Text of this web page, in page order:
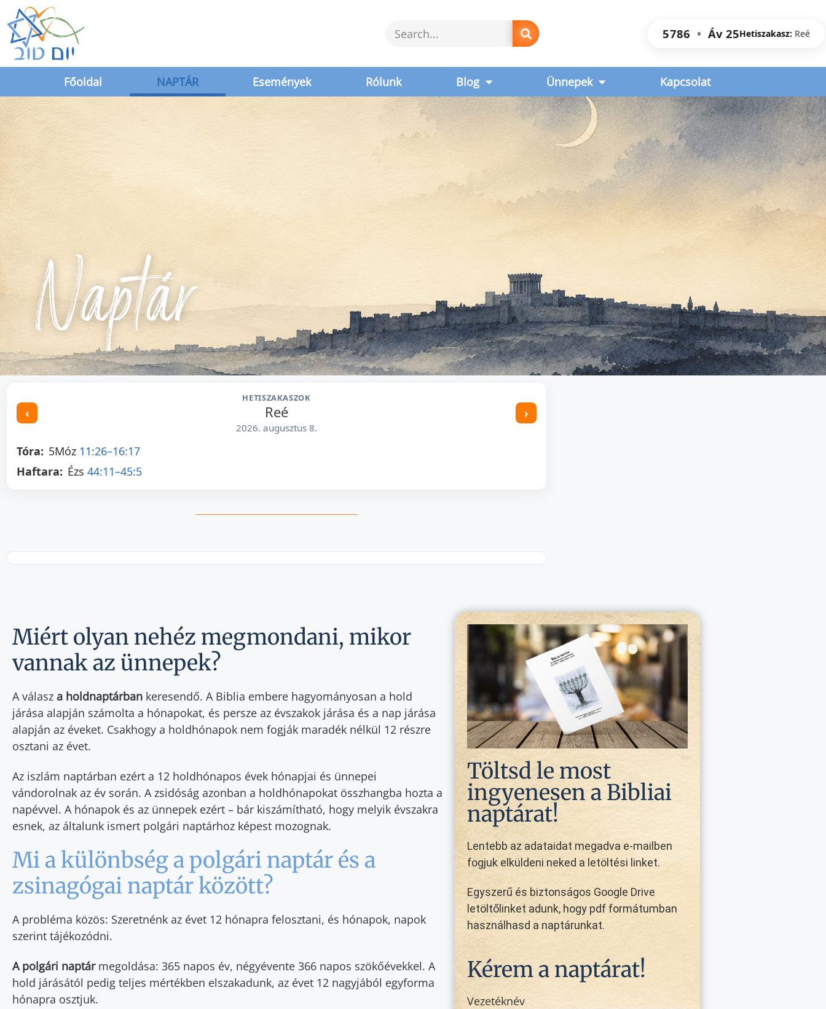
5786 • Áv 25Hetiszakasz: Reé
Főoldal NAPTÁR Események Rólunk Blog Ünnepek Kapcsolat
Naptár
‹
HETISZAKASZOK
Reé
2026. augusztus 8.
›
Tóra: 5Móz 11:26–16:17
Haftara: Ézs 44:11–45:5
Miért olyan nehéz megmondani, mikor
vannak az ünnepek?
A válasz a holdnaptárban keresendő. A Biblia embere hagyományosan a hold
járása alapján számolta a hónapokat, és persze az évszakok járása és a nap járása
alapján az éveket. Csakhogy a holdhónapok nem fogják maradék nélkül 12 részre
osztani az évet.
Az iszlám naptárban ezért a 12 holdhónapos évek hónapjai és ünnepei
vándorolnak az év során. A zsidóság azonban a holdhónapokat összhangba hozta a
napévvel. A hónapok és az ünnepek ezért – bár kiszámítható, hogy melyik évszakra
esnek, az általunk ismert polgári naptárhoz képest mozognak.
Mi a különbség a polgári naptár és a
zsinagógai naptár között?
A probléma közös: Szeretnénk az évet 12 hónapra felosztani, és hónapok, napok
szerint tájékozódni.
A polgári naptármegoldása: 365 napos év, négyévente 366 napos szökőévekkel. A
hold járásától pedig teljes mértékben elszakadunk, az évet 12 nagyjából egyforma
hónapra osztjuk.
Töltsd le most
ingyenesen a Bibliai
naptárat!
Lentebb az adataidat megadva e-mailben
fogjuk elküldeni neked a letöltési linket.
Egyszerű és biztonságos Google Drive
letöltőlinket adunk, hogy pdf formátumban
használhasd a naptárunkat.
Kérem a naptárat!
Vezetéknév